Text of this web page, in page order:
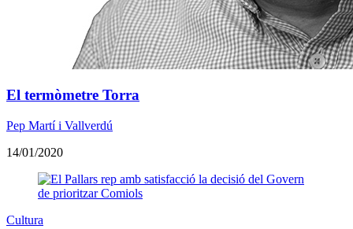
El termòmetre Torra
Pep Martí i Vallverdú
14/01/2020
Cultura